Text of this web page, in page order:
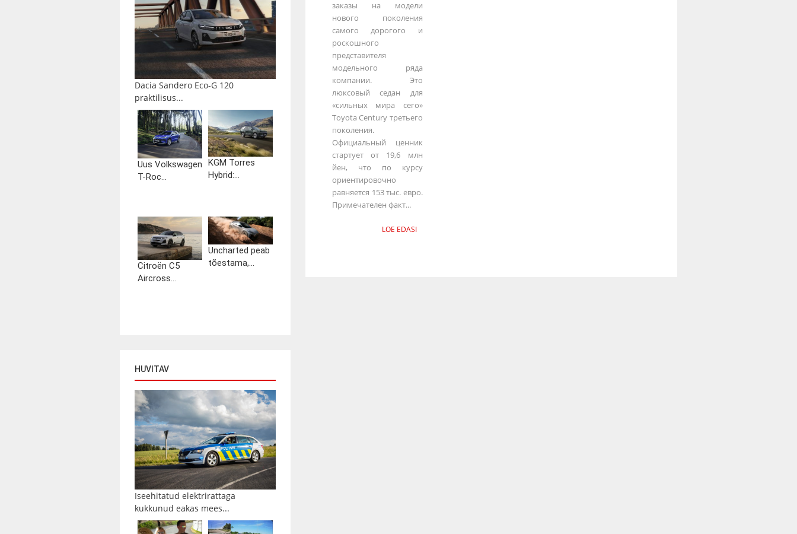
Dacia Sandero Eco-G 120
praktilisus...
Uus Volkswagen
T-Roc...
KGM Torres
Hybrid:...
Citroën C5
Aircross...
Uncharted peab
tõestama,...
HUVITAV
Iseehitatud elektrirattaga
kukkunud eakas mees...
заказы на модели
нового поколения
самого дорогого и
роскошного
представителя
модельного ряда
компании. Это
люксовый седан для
«сильных мира сего»
Toyota Century третьего
поколения.
Официальный ценник
стартует от 19,6 млн
йен, что по курсу
ориентировочно
равняется 153 тыс. евро.
Примечателен факт...
LOE EDASI